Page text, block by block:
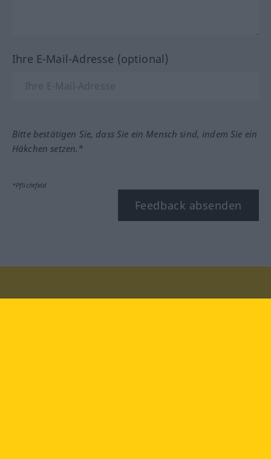
Ihre E-Mail-Adresse (optional)
Bitte bestätigen Sie, dass Sie ein Mensch sind, indem Sie ein
Häkchen setzen.*
*Pflichtfeld
Feedback absenden
Besuchen Sie uns auf: